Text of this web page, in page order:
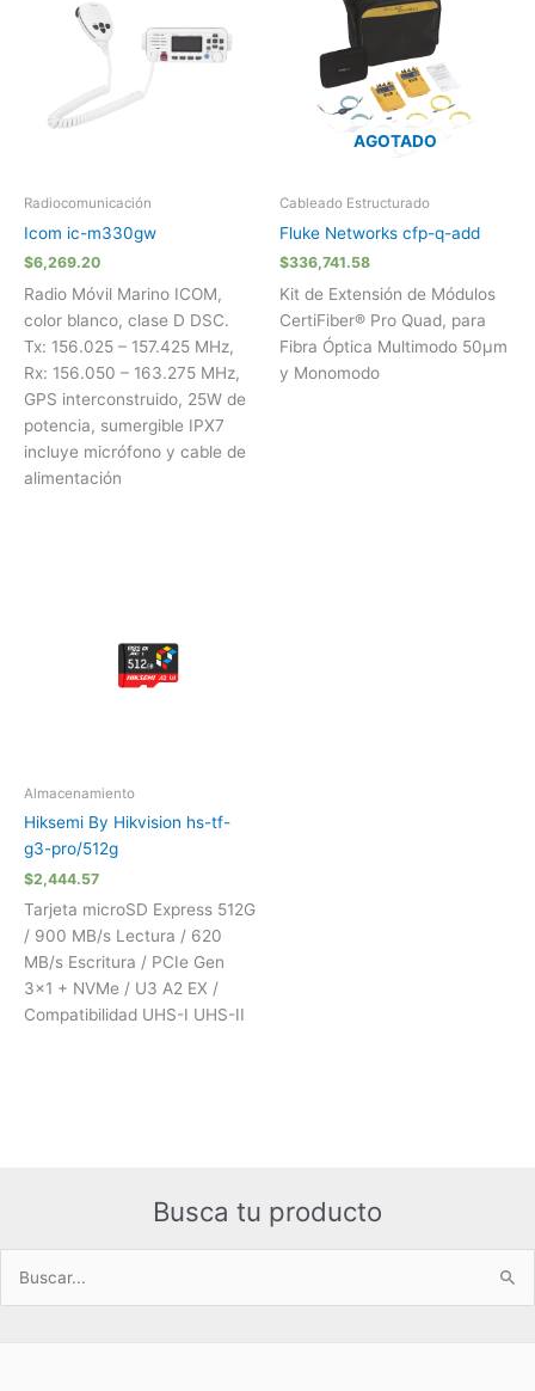
Radiocomunicación
Icom ic-m330gw
$6,269.20
Radio Móvil Marino ICOM,
color blanco, clase D DSC.
Tx: 156.025 – 157.425 MHz,
Rx: 156.050 – 163.275 MHz,
GPS interconstruido, 25W de
potencia, sumergible IPX7
incluye micrófono y cable de
alimentación
AGOTADO
Cableado Estructurado
Fluke Networks cfp-q-add
$336,741.58
Kit de Extensión de Módulos
CertiFiber® Pro Quad, para
Fibra Óptica Multimodo 50µm
y Monomodo
Almacenamiento
Hiksemi By Hikvision hs-tf-
g3-pro/512g
$2,444.57
Tarjeta microSD Express 512G
/ 900 MB/s Lectura / 620
MB/s Escritura / PCIe Gen
3×1 + NVMe / U3 A2 EX /
Compatibilidad UHS-I UHS-II
Busca tu producto
Buscar
por: